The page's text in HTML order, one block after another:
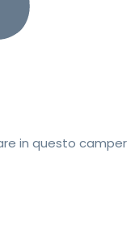
in questo camper